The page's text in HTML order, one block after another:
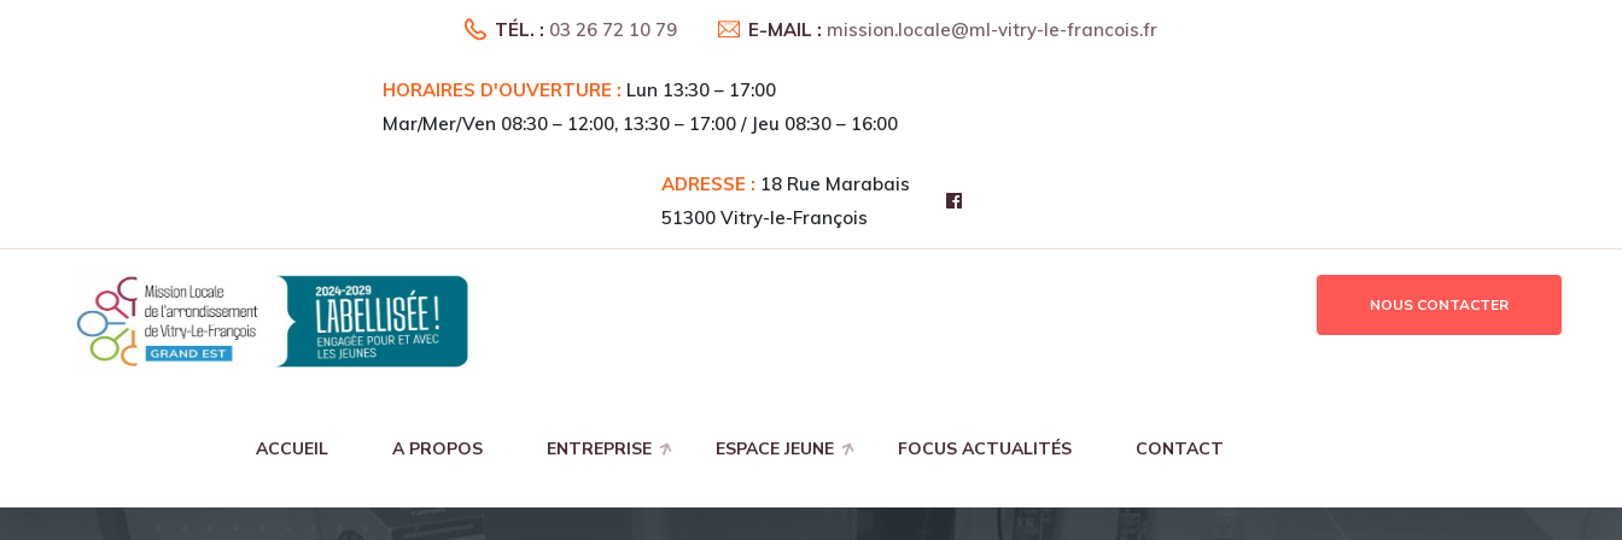
TÉL. : 03 26 72 10 79 E-MAIL : mission.locale@ml-vitry-le-francois.fr
HORAIRES D'OUVERTURE : Lun 13:30 – 17:00
Mar/Mer/Ven 08:30 – 12:00, 13:30 – 17:00 / Jeu 08:30 – 16:00
ADRESSE : 18 Rue Marabais
51300 Vitry-le-François
ACCUEIL A PROPOS ENTREPRISE ESPACE JEUNE FOCUS ACTUALITÉS CONTACT
NOUS CONTACTER